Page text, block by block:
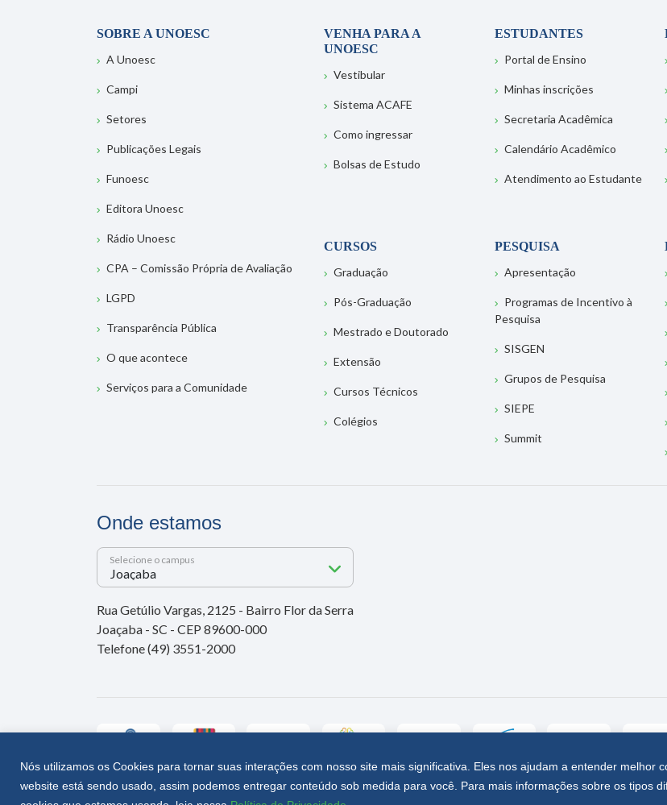
Nós utilizamos os Cookies para tornar suas interações com nosso site mais significativa. Eles nos ajudam a entender melhor
website está sendo usado, assim podemos entregar conteúdo sob medida para você. Para mais informações sobre os tipos
SOBRE A UNOESC
A Unoesc
Campi
Setores
Publicações Legais
Funoesc
Editora Unoesc
Rádio Unoesc
CPA – Comissão Própria de Avaliação
LGPD
Transparência Pública
O que acontece
Serviços para a Comunidade
VENHA PARA A
UNOESC
Vestibular
Sistema ACAFE
Como ingressar
Bolsas de Estudo
ESTUDANTES
Portal de Ensino
Minhas inscrições
Secretaria Acadêmica
Calendário Acadêmico
Atendimento ao Estudante
CURSOS
Graduação
Pós-Graduação
Mestrado e Doutorado
Extensão
Cursos Técnicos
Colégios
PESQUISA
Apresentação
Programas de Incentivo à
Pesquisa
SISGEN
Grupos de Pesquisa
SIEPE
Summit
Onde estamos
Selecione o campus
Rua Getúlio Vargas, 2125 - Bairro Flor da Serra
Joaçaba - SC - CEP 89600-000
Telefone (49) 3551-2000
Unoesc © 2026 - Todos os direitos reservados